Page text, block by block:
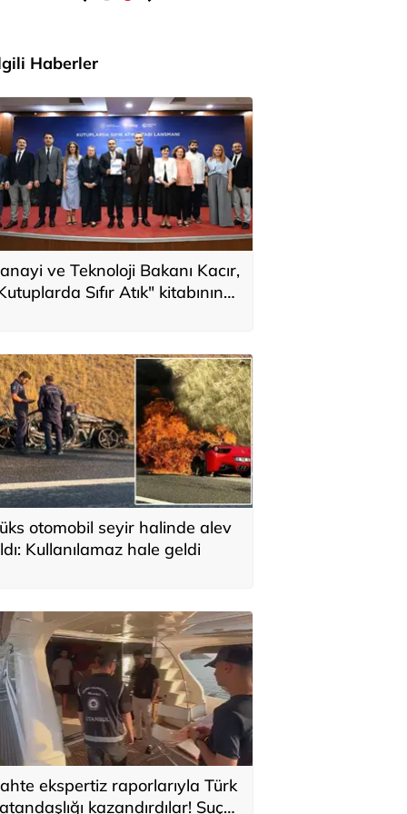
Haberler
ve Teknoloji Bakanı Kacır,
Sıfır Atık" kitabının
otomobil seyir halinde alev
Kullanılamaz hale geldi
ekspertiz raporlarıyla Türk
kazandırdılar! Suç